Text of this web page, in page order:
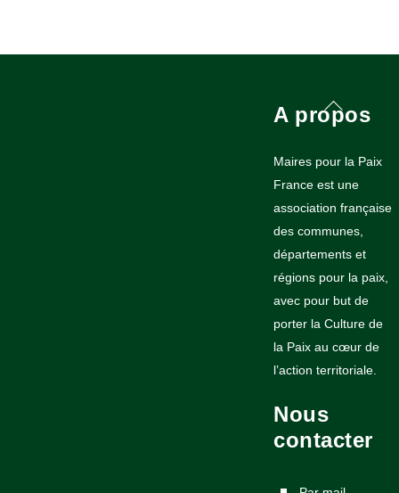
Back
To
A propos
Maires pour la Paix
France est une
association française
des communes,
départements et
régions pour la paix,
avec pour but de
porter la Culture de
la Paix au cœur de
l’action territoriale.
Nous
contacter